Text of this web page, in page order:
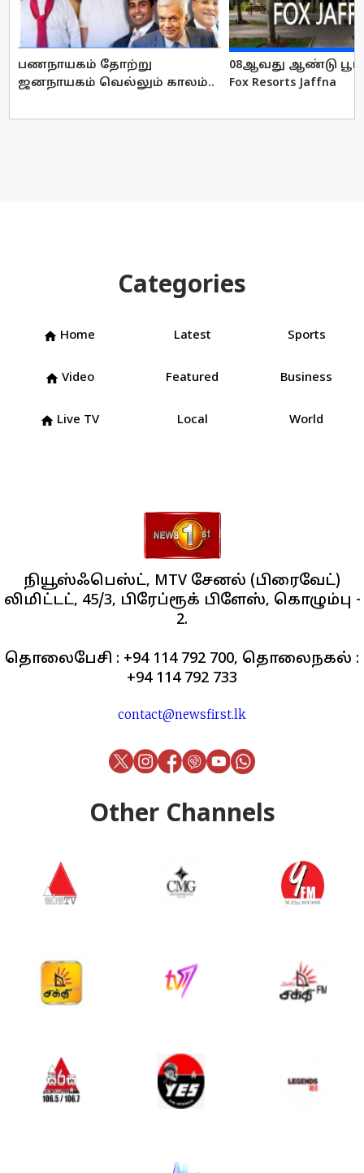
பணநாயகம் தோற்று
ஜனநாயகம் வெல்லும் காலம்..
08ஆவது ஆண்டு
Fox Resorts Jaffna
நியூஸ்ஃபெஸ்ட், MTV சேனல் (பிரைவேட்)
லிமிட்டட், 45/3, பிரேப்ரூக் பிளேஸ், கொழும்பு -
2.
தொலைபேசி : +94 114 792 700, தொலைநகல் :
+94 114 792 733
contact@newsfirst.lk
Categories
home Home Latest Sports
home Video Featured Business
home Live TV Local World
Other Channels